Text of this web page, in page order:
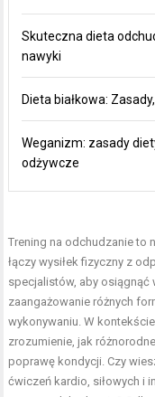
Skuteczna dieta
nawyki
Dieta białkowa:
Weganizm: zasady
odżywcze
Trening na odchudzanie to
łączy wysiłek fizyczny z
specjalistów, aby osiągnąć
zaangażowanie różnych
wykonywaniu. W
zrozumienie, jak
poprawę kondycji. Czy
ćwiczeń kardio, siłowych i